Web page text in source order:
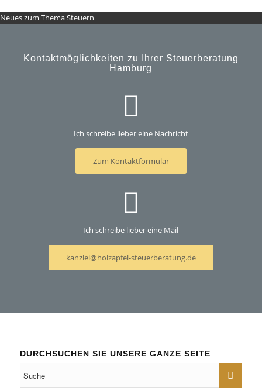
Neues zum Thema Steuern
Kontaktmöglichkeiten zu Ihrer Steuerberatung
Hamburg
Ich schreibe lieber eine Nachricht
Zum Kontaktformular
Ich schreibe lieber eine Mail
kanzlei@holzapfel-steuerberatung.de
DURCHSUCHEN SIE UNSERE GANZE SEITE